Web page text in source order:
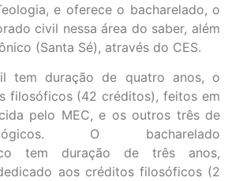
e oferece o bacharelado, o
civil nessa área do saber, além
(Santa Sé), através do CES.
tem duração de quatro anos, o
filosóficos (42 créditos), feitos em
pelo MEC, e os outros três de
O bacharelado
tem duração de três anos,
aos créditos filosóficos (2